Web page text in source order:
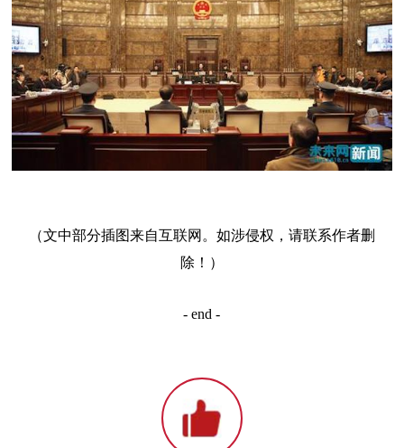
（文中部分插图来自互联网。如涉侵权，请联系作者删
除！）
- end -